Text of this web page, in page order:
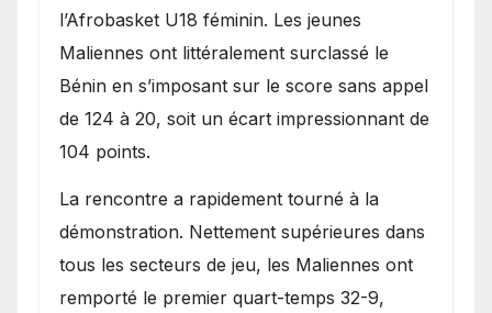
l’Afrobasket U18 féminin. Les jeunes
Maliennes ont littéralement surclassé le
Bénin en s’imposant sur le score sans appel
de 124 à 20, soit un écart impressionnant de
104 points.
La rencontre a rapidement tourné à la
démonstration. Nettement supérieures dans
tous les secteurs de jeu, les Maliennes ont
remporté le premier quart-temps 32-9,